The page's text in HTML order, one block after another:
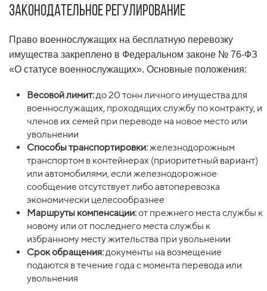
Законодательное регулирование
Право военнослужащих на бесплатную перевозку
имущества закреплено в Федеральном законе № 76-ФЗ
«О статусе военнослужащих». Основные положения:
Весовой лимит:до 20 тонн личного имущества для
военнослужащих, проходящих службу по контракту, и
членов их семей при переводе на новое место или
увольнении
Способы транспортировки:железнодорожным
транспортом в контейнерах (приоритетный вариант)
или автомобилями, если железнодорожное
сообщение отсутствует либо автоперевозка
экономически целесообразнее
Маршруты компенсации:от прежнего места службы к
новому или от последнего места службы к
избранному месту жительства при увольнении
Срок обращения:документы на возмещение
подаются в течение года с момента перевода или
увольнения